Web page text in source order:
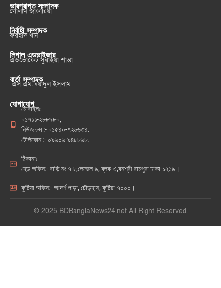
ভারপ্রাপ্ত সম্পাদক
গোলাম জাকারিয়া
নির্বাহী সম্পাদক
ফরহাদ খান
লিগাল এডভাইজার
এডভোকেট সুরাইয়া শান্তা
বার্তা সম্পাদক
এস.এম.রিয়াদুল ইসলাম
যোগাযোগ
মোবাইলঃ
০১৭১১-২৮৮৯৮০,
নিউজ রুম :- ০১৫৪০-৭২৬৬৩৪.
টেলিফোন :- ০৯৬০৬-৯৪৮৮৬৮.
ঠিকানাঃ
হেড অফিস:- বাড়ি নং ৭-৮,লেভেল-৯, ব্লক-এ,বনশ্রী রামপুরা ঢাকা-১২১৯।
কুষ্টিয়া অফিস:- আদর্শ পাড়া, চৌড়হাস, কুষ্টিয়া-৭০০০।
© 2025 BDBanglaNews24.net All Right Reserved.